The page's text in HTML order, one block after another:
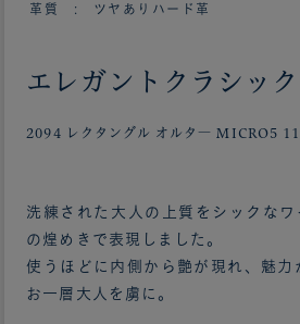
革質 : ツヤありハード革
エレガントクラシック
2094 レクタングル オルタ― MICRO5
洗練された大人の上質をシックなワ
の煌めきで表現しました。
使うほどに内側から艶が現れ、魅力
お一層大人を虜に。